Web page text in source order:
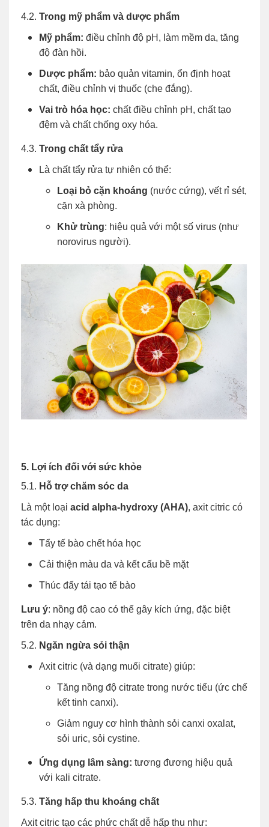
4.2. Trong mỹ phẩm và dược phẩm
Mỹ phẩm: điều chỉnh độ pH, làm mềm da, tăng
độ đàn hồi.
Dược phẩm: bảo quản vitamin, ổn định hoạt
chất, điều chỉnh vị thuốc (che đắng).
Vai trò hóa học: chất điều chỉnh pH, chất tạo
đệm và chất chống oxy hóa.
4.3. Trong chất tẩy rửa
Là chất tẩy rửa tự nhiên có thể:
Loại bỏ cặn khoáng (nước cứng), vết rỉ sét,
cặn xà phòng.
Khử trùng: hiệu quả với một số virus (như
norovirus người).
5. Lợi ích đối với sức khỏe
5.1. Hỗ trợ chăm sóc da
Là một loại acid alpha-hydroxy (AHA), axit citric có
tác dụng:
Tẩy tế bào chết hóa học
Cải thiện màu da và kết cấu bề mặt
Thúc đẩy tái tạo tế bào
Lưu ý: nồng độ cao có thể gây kích ứng, đặc biệt
trên da nhạy cảm.
5.2. Ngăn ngừa sỏi thận
Axit citric (và dạng muối citrate) giúp:
Tăng nồng độ citrate trong nước tiểu (ức chế
kết tinh canxi).
Giảm nguy cơ hình thành sỏi canxi oxalat,
sỏi uric, sỏi cystine.
Ứng dụng lâm sàng: tương đương hiệu quả
với kali citrate.
5.3. Tăng hấp thu khoáng chất
Axit citric tạo các phức chất dễ hấp thu như: